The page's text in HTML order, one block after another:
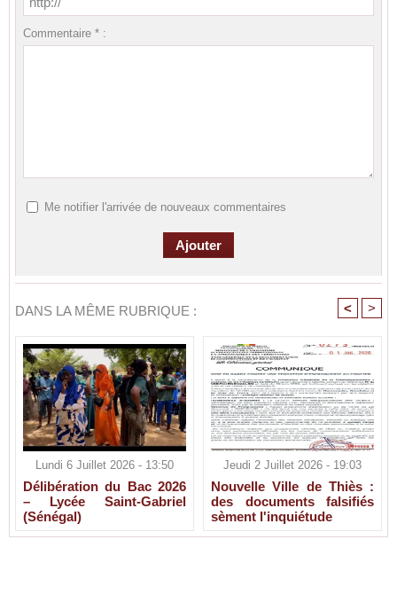
Commentaire * :
Me notifier l'arrivée de nouveaux commentaires
DANS LA MÊME RUBRIQUE : < >
Lundi 6 Juillet 2026 - 13:50
Délibération du Bac 2026
– Lycée Saint-Gabriel
(Sénégal)
Jeudi 2 Juillet 2026 - 19:03
Nouvelle Ville de Thiès :
des documents falsifiés
sèment l'inquiétude